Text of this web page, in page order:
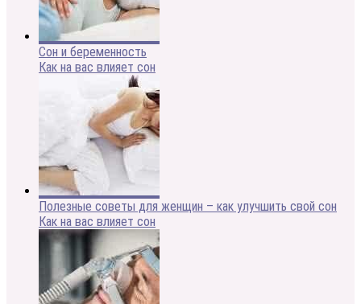
Сон и беременность
Как на вас влияет сон
Полезные советы для женщин – как улучшить свой сон
Как на вас влияет сон